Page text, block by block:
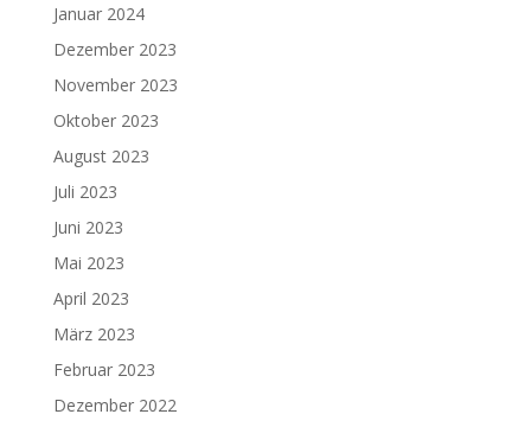
Januar 2024
Dezember 2023
November 2023
Oktober 2023
August 2023
Juli 2023
Juni 2023
Mai 2023
April 2023
März 2023
Februar 2023
Dezember 2022